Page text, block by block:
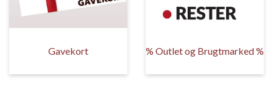
Gavekort % Outlet og Brugtmarked %